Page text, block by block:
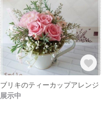
ブリキのティーカップアレンジ
展示中